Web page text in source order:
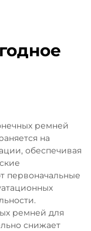
ремней
на
обеспечивая
первоначальные
ремней для
снижает